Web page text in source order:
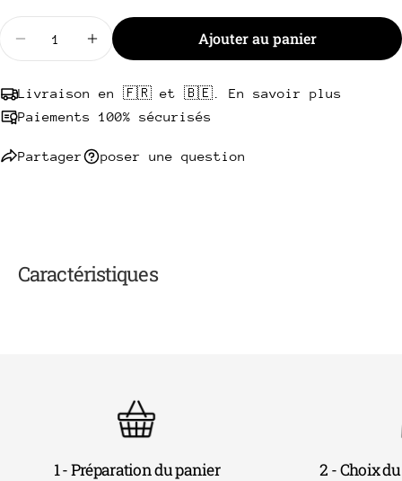
Diminuer la quantité pour Tomahawk de Chuck
Augmenter la quantité pour Tomahawk
Ajouter au panier
Livraison en 🇫🇷 et 🇧🇪. En savoir plus
Paiements 100% sécurisés
Partager poser une question
Les champs marqués * sont obligatoires.
Envoyer une question
Caractéristiques
1 - Préparation du panier 2 - Choix